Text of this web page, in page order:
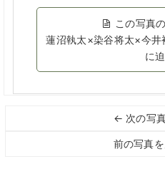
この写真
蓮沼執太×染谷将太×今井
に
← 次の写
前の写真